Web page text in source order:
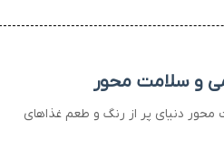
و سلامت محور
دنیای پر از رنگ و طعم غذاهای